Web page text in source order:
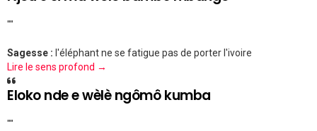
""
Sagesse : l'éléphant ne se fatigue pas de porter l'ivoire
Lire le sens profond →
Eloko nde e wèlè ngômô kumba
""